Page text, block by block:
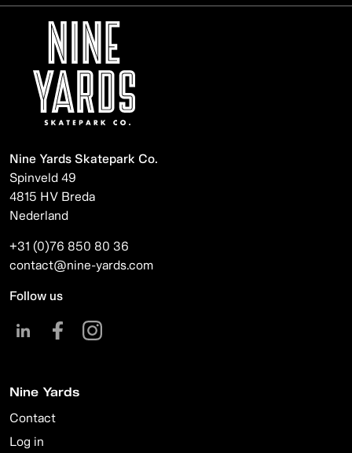
Nine Yards Skatepark Co.
Spinveld 49
4815 HV Breda
Nederland
+31 (0)76 850 80 36
contact@nine-yards.com
Follow us
Nine Yards
Contact
Log in